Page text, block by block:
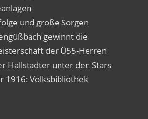
und große Sorgen
gewinnt die
der Ü55-Herren
Hallstadter unter den Stars
1916: Volksbibliothek